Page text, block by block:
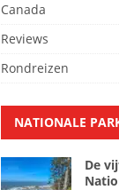
Canada
Reviews
Rondreizen
NATIONALE
De